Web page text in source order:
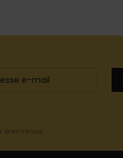
bienvenue